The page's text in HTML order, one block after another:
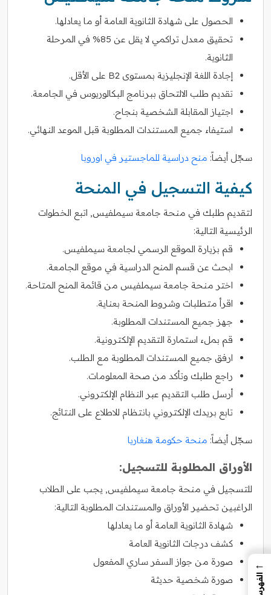
الحصول على شهادة الثانوية العامة أو ما يعادلها.
تحقيق معدل تراكمي لا يقل عن 85% في المرحلة
الثانوية.
إجادة اللغة الإنجليزية بمستوى B2 على الأقل.
تقديم طلب الالتحاق ببرنامج البكالوريوس في الجامعة.
اجتياز المقابلة الشخصية بنجاح.
استيفاء جميع المستندات المطلوبة قبل الموعد النهائي.
سجّل أيضاً: منح دراسية للماجستير في اوروبا
كيفية التسجيل في المنحة
لتقديم طلبك في منحة جامعة سيملفيس, اتبع الخطوات
الرئيسية التالية:
قم بزيارة الموقع الرسمي لجامعة سيملفيس.
ابحث عن قسم المنح الدراسية في موقع الجامعة.
اختر منحة جامعة سيملفيس من قائمة المنح المتاحة.
اقرأ متطلبات وشروط المنحة بعناية.
جهز جميع المستندات المطلوبة.
قم بملء استمارة التقديم الإلكترونية.
ارفق جميع المستندات المطلوبة مع الطلب.
راجع طلبك وتأكد من صحة المعلومات.
أرسل طلب التقديم عبر النظام الإلكتروني.
تابع بريدك الإلكتروني بانتظام للاطلاع على النتائج.
سجّل أيضاً: منحة حكومة هنغاريا
الأوراق المطلوبة للتسجيل:
للتسجيل في منحة جامعة سيملفيس, يجب على الطلاب
الراغبين تحضير الأوراق والمستندات المطلوبة التالية:
شهادة الثانوية العامة أو ما يعادلها
كشف درجات الثانوية العامة
صورة من جواز السفر ساري المفعول
صورة شخصية حديثة
←
الفهرس